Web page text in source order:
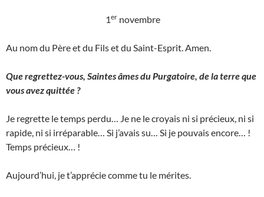
1er novembre
Au nom du Père et du Fils et du Saint-Esprit. Amen.
Que regrettez-vous, Saintes âmes du Purgatoire, de la terre que
vous avez quittée ?
Je regrette le temps perdu… Je ne le croyais ni si précieux, ni si
rapide, ni si irréparable… Si j’avais su… Si je pouvais encore… !
Temps précieux… !
Aujourd’hui, je t’apprécie comme tu le mérites.